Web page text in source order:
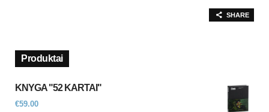
SHARE
Produktai
KNYGA "52 KARTAI"
€59.00